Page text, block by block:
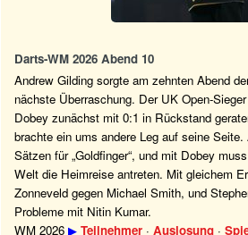
Darts-WM 2026 Abend 10
Andrew Gilding sorgte am zehnten Abend
nächste Überraschung. Der UK Open-
Dobey zunächst mit 0:1 in Rückstand
brachte ein ums andere Leg auf seine
Sätzen für „Goldfinger“, und mit Dobey
Welt die Heimreise antreten. Mit gleichem
Zonneveld gegen Michael Smith, und
Probleme mit Nitin Kumar.
WM 2026 ▶ Teilnehmer · Auslosung ·